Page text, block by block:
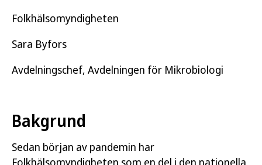
Folkhälsomyndigheten
Sara Byfors
Avdelningschef, Avdelningen för Mikrobiologi
Bakgrund
Sedan början av pandemin har
Folkhälsomyndigheten som en del i den nationella